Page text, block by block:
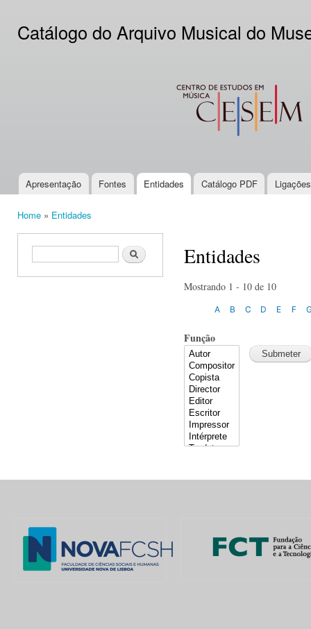
Catálogo do Arquivo Musical do
CESEM
Main menu
Apresentação Fontes Entidades Catálogo PDF
Home » Entidades
Search form Search Entidades
Mostrando 1 - 10 de 10
A B C D E F
Função